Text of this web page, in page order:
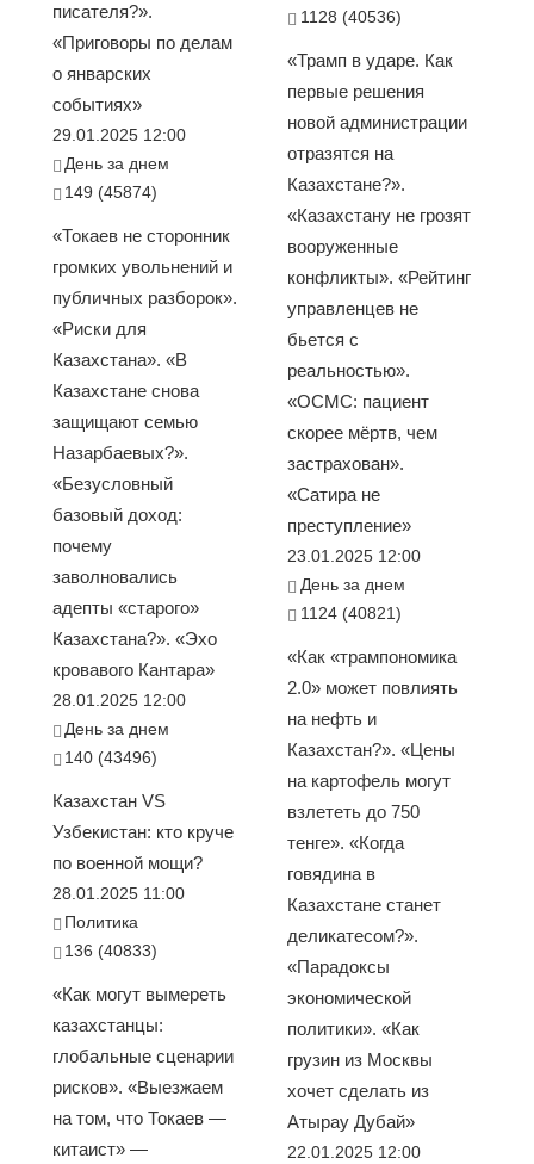
писателя?».
«Приговоры по делам
о январских
событиях»
29.01.2025 12:00
День за днем
149 (45874)
«Токаев не сторонник
громких увольнений и
публичных разборок».
«Риски для
Казахстана». «В
Казахстане снова
защищают семью
Назарбаевых?».
«Безусловный
базовый доход:
почему
заволновались
адепты «старого»
Казахстана?». «Эхо
кровавого Кантара»
28.01.2025 12:00
День за днем
140 (43496)
Казахстан VS
Узбекистан: кто круче
по военной мощи?
28.01.2025 11:00
Политика
136 (40833)
«Как могут вымереть
казахстанцы:
глобальные сценарии
рисков». «Выезжаем
на том, что Токаев —
китаист» —
1128 (40536)
«Трамп в ударе. Как
первые решения
новой администрации
отразятся на
Казахстане?».
«Казахстану не грозят
вооруженные
конфликты». «Рейтинг
управленцев не
бьется с
реальностью».
«ОСМС: пациент
скорее мёртв, чем
застрахован».
«Сатира не
преступление»
23.01.2025 12:00
День за днем
1124 (40821)
«Как «трампономика
2.0» может повлиять
на нефть и
Казахстан?». «Цены
на картофель могут
взлететь до 750
тенге». «Когда
говядина в
Казахстане станет
деликатесом?».
«Парадоксы
экономической
политики». «Как
грузин из Москвы
хочет сделать из
Атырау Дубай»
22.01.2025 12:00